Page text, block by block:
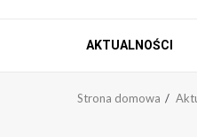
AKTUALNOŚCI
Strona domowa